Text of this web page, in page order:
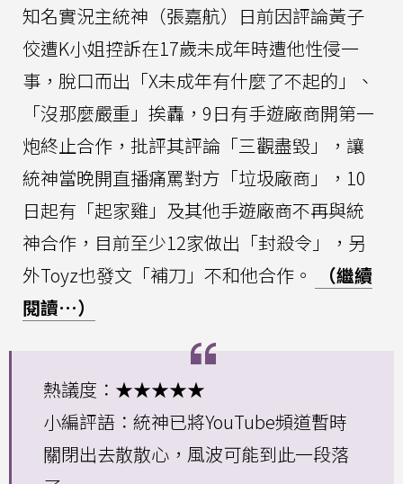
知名實況主統神（張嘉航）日前因評論黃子
佼遭K小姐控訴在17歲未成年時遭他性侵一
事，脫口而出「X未成年有什麼了不起的」、
「沒那麼嚴重」挨轟，9日有手遊廠商開第一
炮終止合作，批評其評論「三觀盡毀」，讓
統神當晚開直播痛罵對方「垃圾廠商」，10
日起有「起家雞」及其他手遊廠商不再與統
神合作，目前至少12家做出「封殺令」，另
外Toyz也發文「補刀」不和他合作。
（繼續
閱讀…）
熱議度：★★★★★
小編評語：統神已將YouTube頻道暫時
關閉出去散散心，風波可能到此一段落